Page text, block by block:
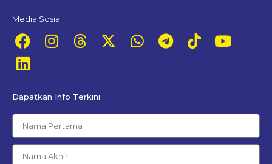
Media Sosial
Dapatkan Info Terkini